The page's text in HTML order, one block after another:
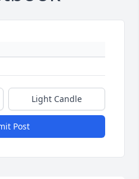
Light Candle
Post